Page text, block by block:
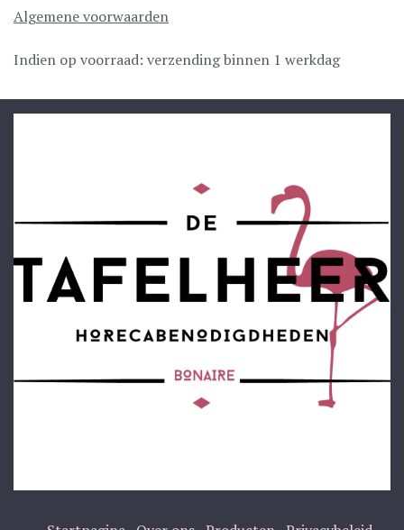
Algemene voorwaarden
Indien op voorraad: verzending binnen 1 werkdag